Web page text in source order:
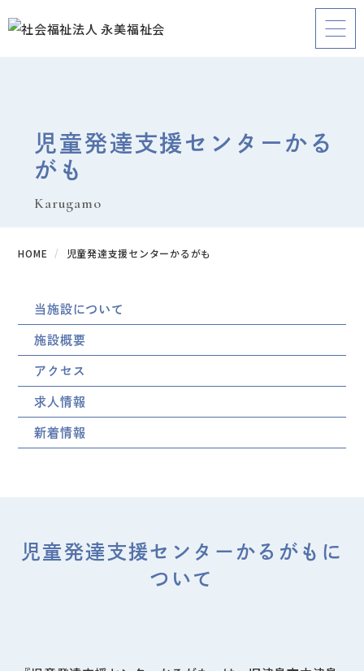
児童発達支援センターかる
がも
Karugamo
HOME 児童発達支援センターかるがも
当施設について
施設概要
アクセス
求人情報
新着情報
児童発達支援センターかるがもに
ついて